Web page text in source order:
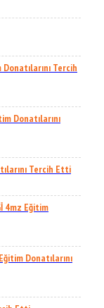
Tercih
Donatılarını
Tercih Etti
4mz Eğitim
Donatılarını